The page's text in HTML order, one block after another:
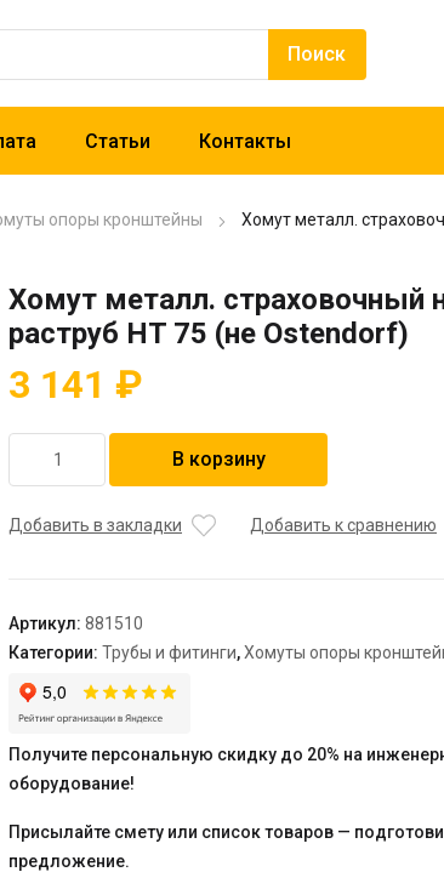
Статьи Контакты
опоры кронштейны Хомут металл.
Хомут металл. страховочный
раструб HT 75 (не Ostendorf)
3 141 ₽
товара
металл.
HT
75
(не
Ostendorf)
В корзину
Добавить в закладки Добавить к сравнению
Артикул: 881510
Категории: Трубы и фитинги,Хомуты опоры
Получите персональную скидку до 20% на
оборудование!
Присылайте смету или список товаров —
предложение.